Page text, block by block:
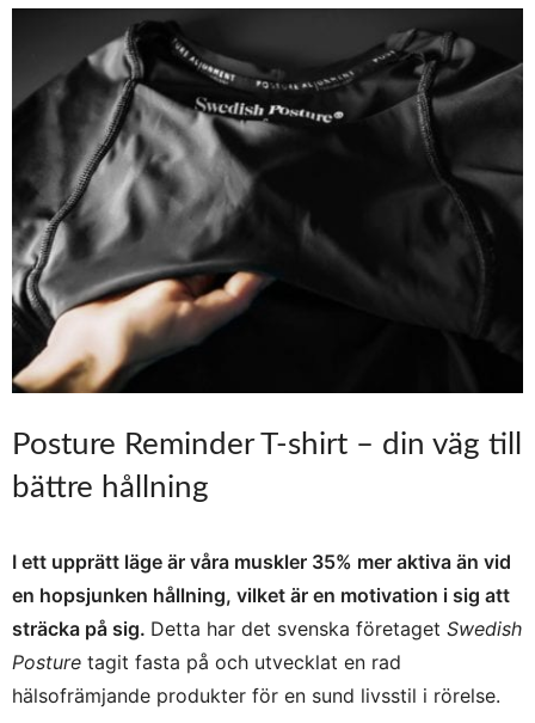
Posture Reminder T-shirt – din väg till
bättre hållning
I ett upprätt läge är våra muskler 35% mer aktiva än vid
en hopsjunken hållning, vilket är en motivation i sig att
sträcka på sig. Detta har det svenska företaget Swedish
Posture tagit fasta på och utvecklat en rad
hälsofrämjande produkter för en sund livsstil i rörelse.